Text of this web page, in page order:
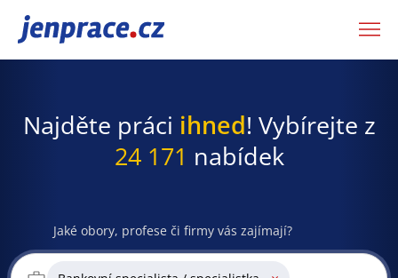
JenPráce.cz
Najděte práci ihned! Vybírejte z
24 171 nabídek
Jaké obory, profese či firmy vás zajímají?